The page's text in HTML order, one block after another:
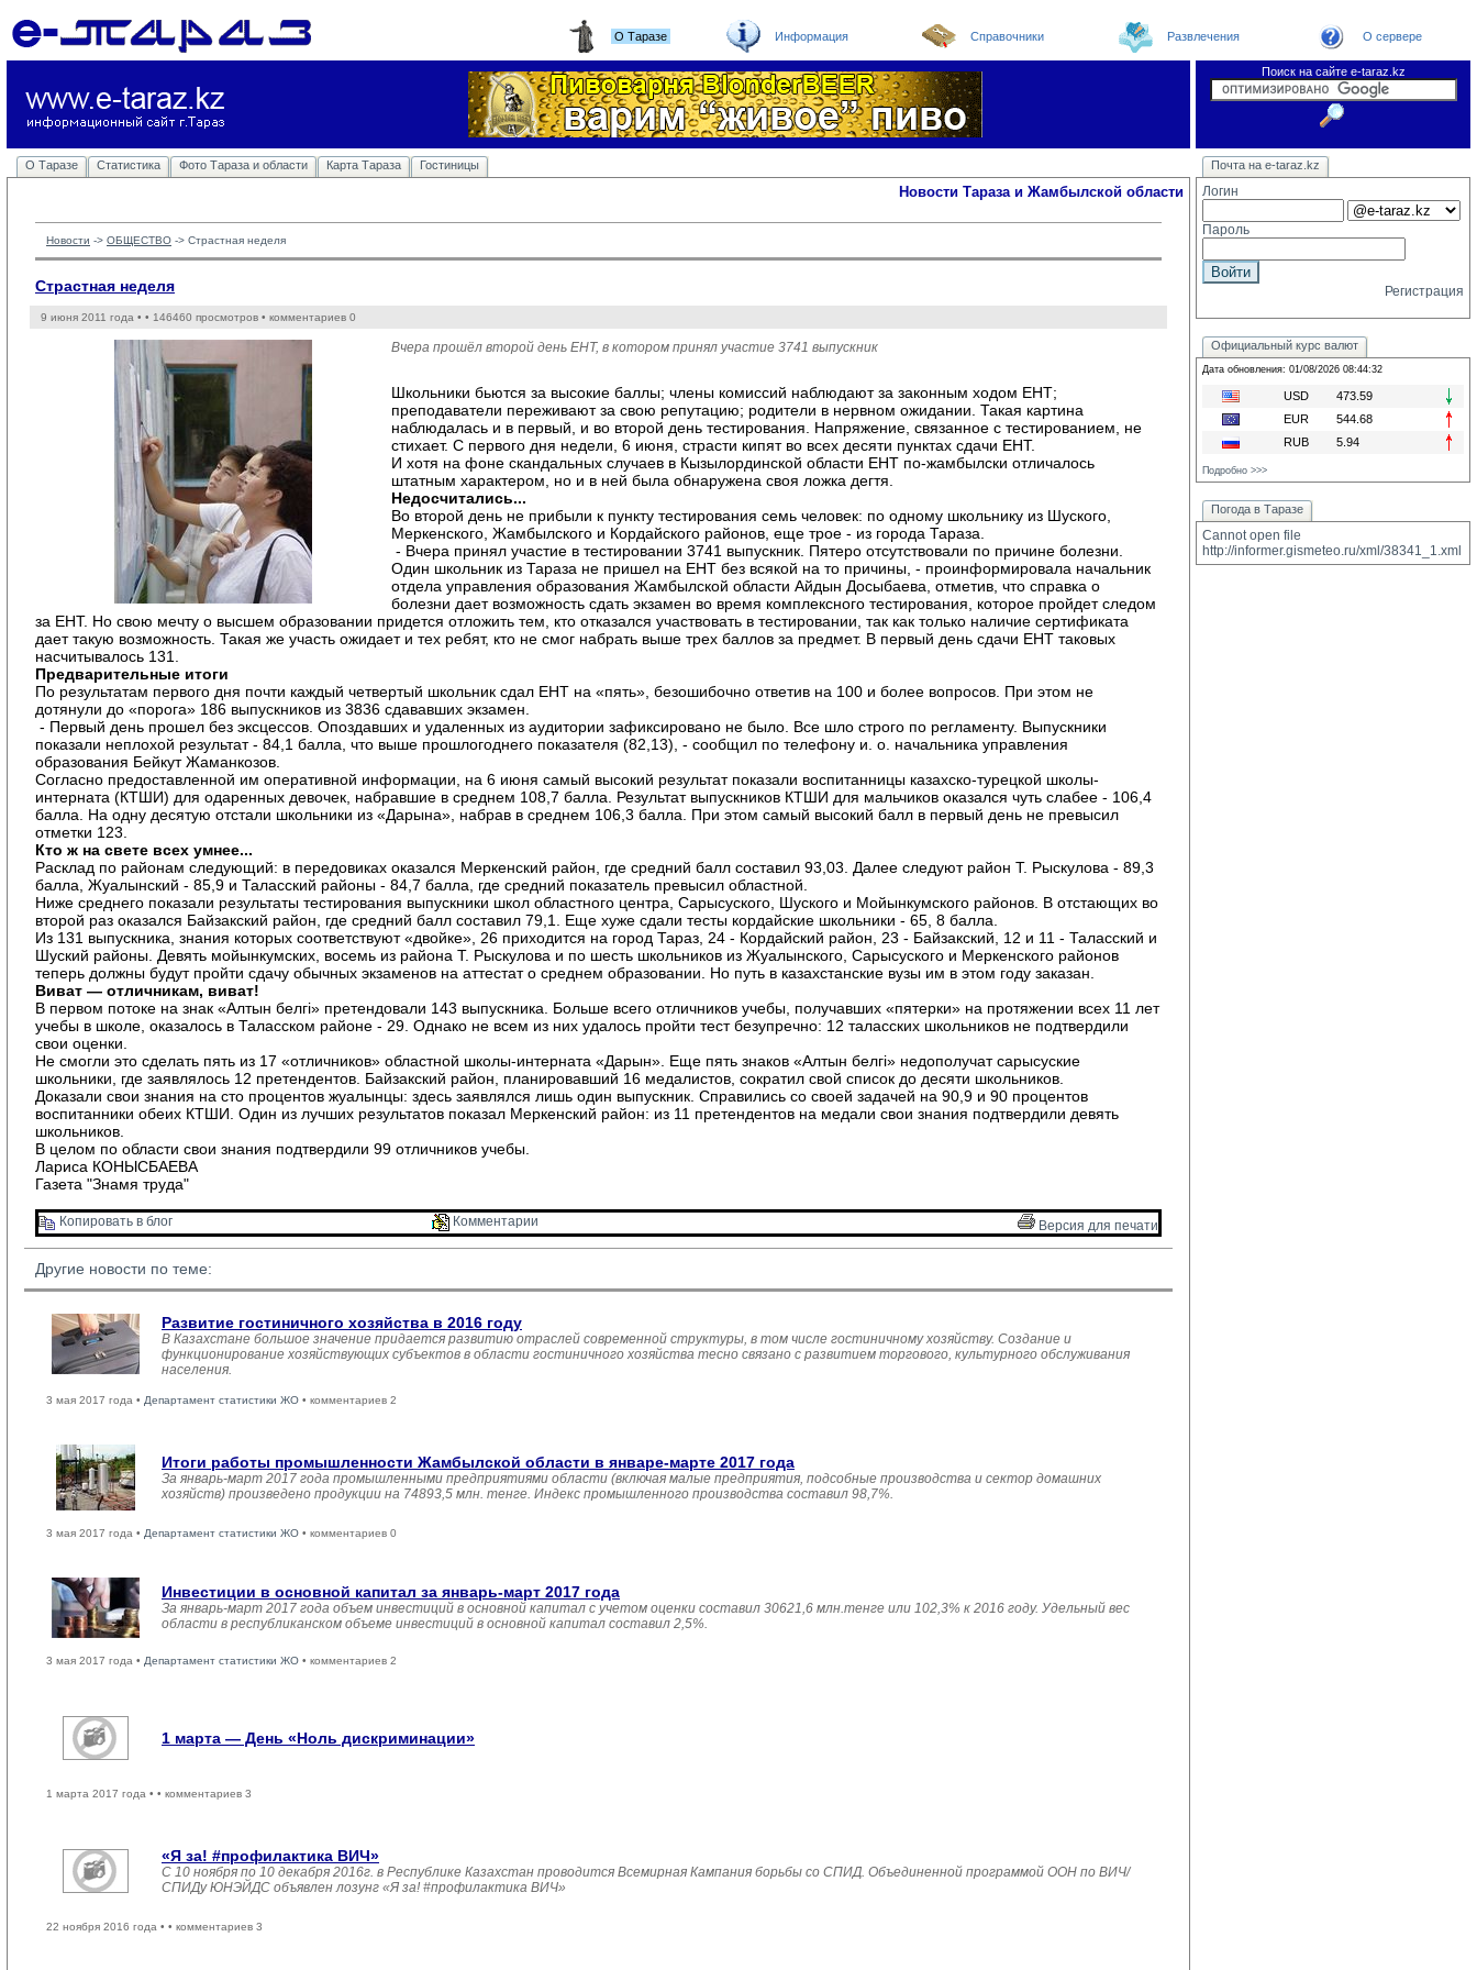
О Таразе Информация Справочники Развлечения О сервере
Поиск на сайте e-taraz.kz
О Таразе Статистика Фото Тараза и области Карта Тараза Гостиницы Новости Погода в Таразе
Телефоный справочник
Видеоконференция
Новости e-taraz
Новости Тараза и Жамбылской области
Новости -> ОБЩЕСТВО -> Страстная неделя
Страстная неделя
9 июня 2011 года • • 146460 просмотров • комментариев 0
Вчера прошёл второй день ЕНТ, в котором принял участие 3741 выпускник
Школьники бьются за высокие баллы; члены комиссий наблюдают за законным ходом ЕНТ;
преподаватели переживают за свою репутацию; родители в нервном ожидании. Такая картина
наблюдалась и в первый, и во второй день тестирования. Напряжение, связанное с тестированием, не
стихает. С первого дня недели, 6 июня, страсти кипят во всех десяти пунктах сдачи ЕНТ.
И хотя на фоне скандальных случаев в Кызылординской области ЕНТ по­-жамбылски отличалось
штатным характером, но и в ней была обнаружена своя ложка дегтя.
Недосчитались...
Во второй день не прибыли к пункту тестирования семь человек: по одному школьнику из Шуского,
Меркенского, Жамбылского и Кордайского районов, еще трое ­- из города Тараза.
­ - Вчера принял участие в тестировании 3741 выпускник. Пятеро отсутствовали по причине болезни.
Один школьник из Тараза не пришел на ЕНТ без всякой на то причины, ­- проинформировала начальник
отдела управления образования Жамбылской области Айдын Досыбаева, отметив, что справка о
болезни дает возможность сдать экзамен во время комплексного тестирования, которое пройдет следом
за ЕНТ. Но свою мечту о высшем образовании придется отложить тем, кто отказался участвовать в тестировании, так как только наличие сертификата
дает такую возможность. Такая же участь ожидает и тех ребят, кто не смог набрать выше трех баллов за предмет. В первый день сдачи ЕНТ таковых
насчитывалось 131.
Предварительные итоги
По результатам первого дня почти каждый четвертый школьник сдал ЕНТ на «пять», безошибочно ответив на 100 и более вопросов. При этом не
дотянули до «порога» 186 выпускников из 3836 сдававших экзамен.
­ - Первый день прошел без эксцессов. Опоздавших и удаленных из аудитории зафиксировано не было. Все шло строго по регламенту. Выпускники
показали неплохой результат ­- 84,1 балла, что выше прошлогоднего показателя (82,13), ­- сообщил по телефону и. о. начальника управления
образования Бейкут Жаманкозов.
Согласно предоставленной им оперативной информации, на 6 июня самый высокий результат показали воспитанницы казахско­-турецкой школы­
интерната (КТШИ) для одаренных девочек, набравшие в среднем 108,7 балла. Результат выпускников КТШИ для мальчиков оказался чуть слабее ­- 106,4
балла. На одну десятую отстали школьники из «Дарына», набрав в среднем 106,3 балла. При этом самый высокий балл в первый день не превысил
отметки 123.
Кто ж на свете всех умнее...
Расклад по районам следующий: в передовиках оказался Меркенский район, где средний балл составил 93,03. Далее следуют район Т. Рыскулова ­- 89,3
балла, Жуалынский ­- 85,9 и Таласский районы -­ 84,7 балла, где средний показатель превысил областной.
Ниже среднего показали результаты тестирования выпускники школ областного центра, Сарысуского, Шуского и Мойынкумского районов. В отстающих во
второй раз оказался Байзакский район, где средний балл составил 79,1. Еще хуже сдали тесты кордайские школьники -­ 65, 8 балла.
Из 131 выпускника, знания которых соответствуют «двойке», 26 приходится на город Тараз, 24 -­ Кордайский район, 23 -­ Байзакский, 12 и 11 - Таласский и
Шуский районы. Девять мойынкумских, восемь из района Т. Рыскулова и по шесть школьников из Жуалынского, Сарысуского и Меркенского районов
теперь должны будут пройти сдачу обычных экзаменов на аттестат о среднем образовании. Но путь в казахстанские вузы им в этом году заказан.
Виват — отличникам, виват!
В первом потоке на знак «Алтын белгi» претендовали 143 выпускника. Больше всего отличников учебы, получавших «пятерки» на протяжении всех 11 лет
учебы в школе, оказалось в Таласском районе -­ 29. Однако не всем из них удалось пройти тест безупречно: 12 таласских школьников не подтвердили
свои оценки.
Не смогли это сделать пять из 17 «отличников» областной школы­-интерната «Дарын». Еще пять знаков «Алтын белгi» недополучат сарысуские
школьники, где заявлялось 12 претендентов. Байзакский район, планировавший 16 медалистов, сократил свой список до десяти школьников.
Доказали свои знания на сто процентов жуалынцы: здесь заявлялся лишь один выпускник. Справились со своей задачей на 90,9 и 90 процентов
воспитанники обеих КТШИ. Один из лучших результатов показал Меркенский район: из 11 претендентов на медали свои знания подтвердили девять
школьников.
В целом по области свои знания подтвердили 99 отличников учебы.
Лариса КОНЫСБАЕВА
Газета "Знамя труда"
Копировать в блог Комментарии Версия для печати
Другие новости по теме:
Развитие гостиничного хозяйства в 2016 году
В Казахстане большое значение придается развитию отраслей современной структуры, в том числе гостиничному хозяйству. Создание и
функционирование хозяйствующих субъектов в области гостиничного хозяйства тесно связано с развитием торгового, культурного обслуживания
населения.
3 мая 2017 года • Департамент статистики ЖО • комментариев 2
Итоги работы промышленности Жамбылской области в январе-марте 2017 года
За январь-март 2017 года промышленными предприятиями области (включая малые предприятия, подсобные производства и сектор домашних
хозяйств) произведено продукции на 74893,5 млн. тенге. Индекс промышленного производства составил 98,7%.
3 мая 2017 года • Департамент статистики ЖО • комментариев 0
Инвестиции в основной капитал за январь-март 2017 года
За январь-март 2017 года объем инвестиций в основной капитал с учетом оценки составил 30621,6 млн.тенге или 102,3% к 2016 году. Удельный вес
области в республиканском объеме инвестиций в основной капитал составил 2,5%.
3 мая 2017 года • Департамент статистики ЖО • комментариев 2
1 марта — День «Ноль дискриминации»
1 марта 2017 года • • комментариев 3
«Я за! #профилактика ВИЧ»
С 10 ноября по 10 декабря 2016г. в Республике Казахстан проводится Всемирная Кампания борьбы со СПИД. Объединенной программой ООН по ВИЧ/
СПИДу ЮНЭЙДС объявлен лозунг «Я за! #профилактика ВИЧ»
22 ноября 2016 года • • комментариев 3
Почта на e-taraz.kz
Логин
Пароль
Регистрация
Официальный курс валют
Дата обновления: 01/08/2026 08:44:32
USD
473.59
EUR
544.68
RUB
5.94
Подробно >>>
Погода в Таразе
Cannot open file
http://informer.gismeteo.ru/xml/38341_1.xml